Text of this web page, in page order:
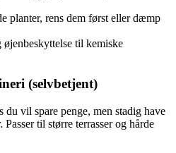
planter, rens dem først eller dæmp
øjenbeskyttelse til kemiske
(selvbetjent)
vil spare penge, men stadig have
til større terrasser og hårde